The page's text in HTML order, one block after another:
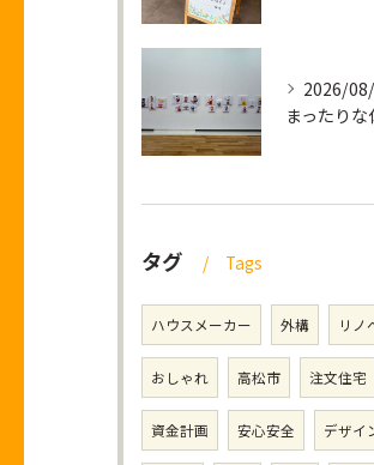
2026/
まったり
タグ Tags
ハウスメーカー 外構 リノ
おしゃれ 高松市 注文住宅
資金計画 安心安全 デザイ